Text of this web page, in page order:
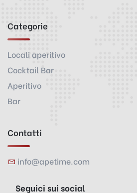
Categorie
Locali aperitivo
Cocktail Bar
Aperitivo
Bar
Contatti
info@apetime.com
Seguici sui social